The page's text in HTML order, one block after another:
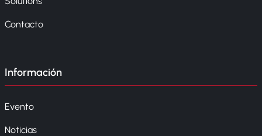
Contacto
Información
Evento
Noticias